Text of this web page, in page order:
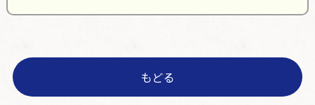
もどる